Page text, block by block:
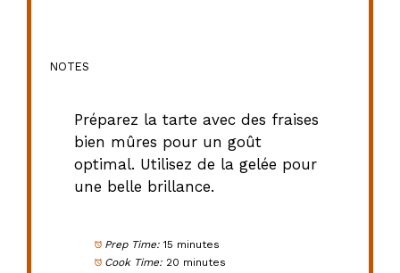
NOTES
Préparez la tarte avec des fraises
bien mûres pour un goût
optimal. Utilisez de la gelée pour
une belle brillance.
Prep Time: 15 minutes
Cook Time: 20 minutes